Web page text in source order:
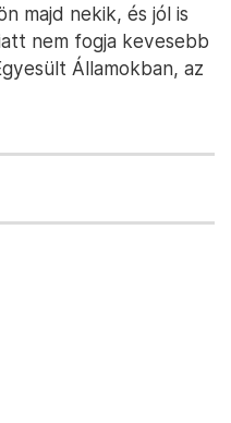
majd nekik, és jól is
nem fogja kevesebb
Államokban, az